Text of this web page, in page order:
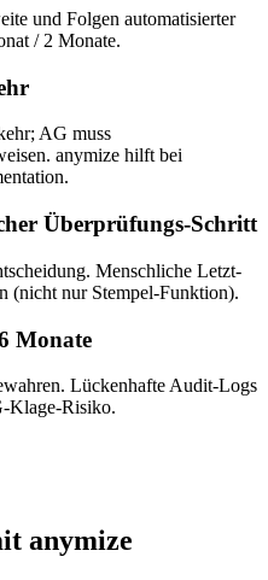
und Folgen automatisierter
/ 2 Monate.
AG muss
anymize hilft bei
Überprüfungs-Schritt
Menschliche Letzt-
(nicht nur Stempel-Funktion).
Monate
Lückenhafte Audit-Logs
Klage-Risiko.
anymize